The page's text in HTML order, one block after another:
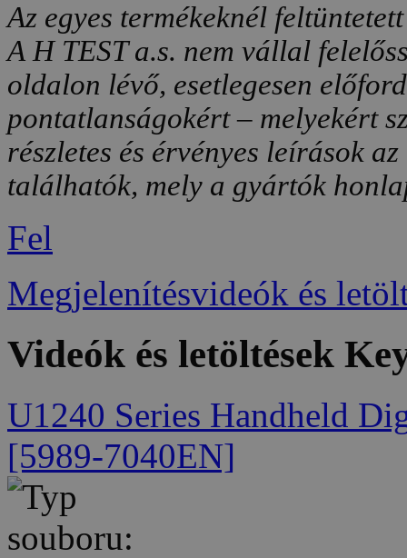
Az egyes termékeknél
A H TEST a.s. nem vállal
oldalon lévő, esetlegesen
pontatlanságokért – melyekért
részletes és érvényes leírások
találhatók, mely a gyártók
Fel
Megjelenítésvideók és
Videók és letöltések
U1240 Series Handheld
[5989-7040EN]